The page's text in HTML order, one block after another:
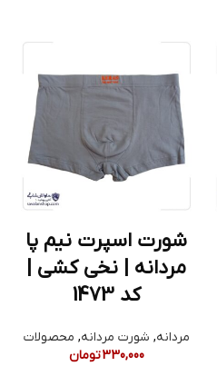
شورت اسپرت نیم پا
مردانه | نخی کشی |
کد 1473
مردانه, شورت مردانه, محصولات
330,000تومان